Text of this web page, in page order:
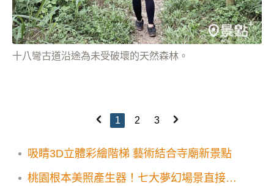
十八彎古道沿途為未受破壞的天然森林。
1 2 3
吸睛3D立體彩繪階梯 藝術結合寺廟新景點
桃園根本美照產生器！七大夢幻場景直接拍